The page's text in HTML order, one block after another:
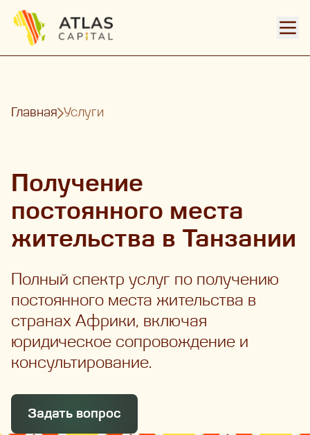
Главная Услуги
Получение
постоянного места
жительства в Танзании
Полный спектр услуг по получению
постоянного места жительства в
странах Африки, включая
юридическое сопровождение и
консультирование.
Задать вопрос